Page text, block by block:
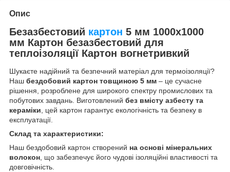
Опис
Безазбестовий картон 5 мм 1000х1000
мм Картон безазбестовий для
теплоізоляції Картон вогнетривкий
Шукаєте надійний та безпечний матеріал для термоізоляції?
Наш бездобовий картон товщиною 5 мм – це сучасне
рішення, розроблене для широкого спектру промислових та
побутових завдань. Виготовлений без вмісту азбесту та
кераміки, цей картон гарантує екологічність та безпеку в
експлуатації.
Склад та характеристики:
Наш бездобовий картон створений на основі мінеральних
волокон, що забезпечує його чудові ізоляційні властивості та
довговічність.